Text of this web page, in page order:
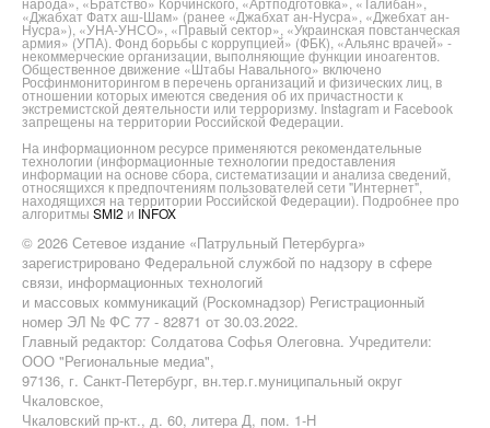
«Джабхат Фатх аш-Шам» (ранее «Джабхат ан-Нусра», «Джебхат ан-
Нусра»), «УНА-УНСО», «Правый сектор», «Украинская повстанческая
армия» (УПА). Фонд борьбы с коррупцией» (ФБК), «Альянс врачей» -
некоммерческие организации, выполняющие функции иноагентов.
Общественное движение «Штабы Навального» включено
Росфинмониторингом в перечень организаций и физических лиц, в
отношении которых имеются сведения об их причастности к
экстремистской деятельности или терроризму. Instagram и Facebook
запрещены на территории Российской Федерации.
На информационном ресурсе применяются рекомендательные
технологии (информационные технологии предоставления
информации на основе сбора, систематизации и анализа сведений,
относящихся к предпочтениям пользователей сети "Интернет",
находящихся на территории Российской Федерации). Подробнее про
алгоритмы SMI2 и INFOX
© 2026 Сетевое издание «Патрульный Петербурга»
зарегистрировано Федеральной службой по надзору в сфере
связи, информационных технологий
и массовых коммуникаций (Роскомнадзор) Регистрационный
номер ЭЛ № ФС 77 - 82871 от 30.03.2022.
Главный редактор: Солдатова Софья Олеговна. Учредители:
ООО "Региональные медиа",
97136, г. Санкт-Петербург, вн.тер.г.муниципальный округ
Чкаловское,
Чкаловский пр-кт., д. 60, литера Д, пом. 1-Н